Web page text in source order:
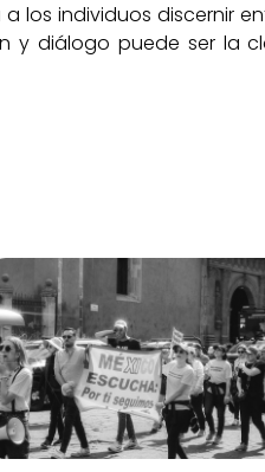
los individuos discernir
y diálogo puede ser la